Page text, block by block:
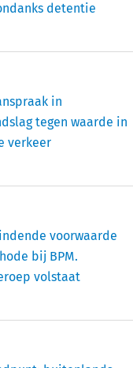
detentie
in
tegen waarde in
verkeer
voorwaarde
bij BPM.
volstaat